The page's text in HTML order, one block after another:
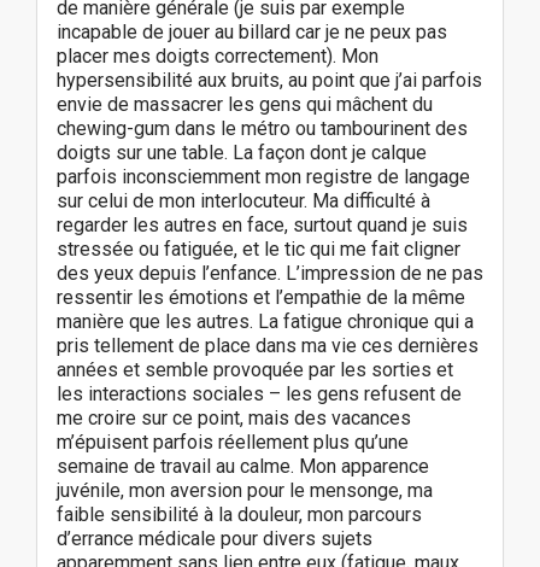
de manière générale (je suis par exemple
incapable de jouer au billard car je ne peux pas
placer mes doigts correctement). Mon
hypersensibilité aux bruits, au point que j’ai parfois
envie de massacrer les gens qui mâchent du
chewing-gum dans le métro ou tambourinent des
doigts sur une table. La façon dont je calque
parfois inconsciemment mon registre de langage
sur celui de mon interlocuteur. Ma difficulté à
regarder les autres en face, surtout quand je suis
stressée ou fatiguée, et le tic qui me fait cligner
des yeux depuis l’enfance. L’impression de ne pas
ressentir les émotions et l’empathie de la même
manière que les autres. La fatigue chronique qui a
pris tellement de place dans ma vie ces dernières
années et semble provoquée par les sorties et
les interactions sociales – les gens refusent de
me croire sur ce point, mais des vacances
m’épuisent parfois réellement plus qu’une
semaine de travail au calme. Mon apparence
juvénile, mon aversion pour le mensonge, ma
faible sensibilité à la douleur, mon parcours
d’errance médicale pour divers sujets